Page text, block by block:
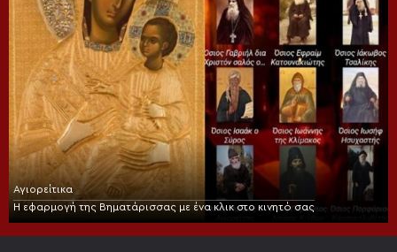
Αγιορείτικα
Η εφαρμογή της Βηματάρισσας με ένα κλικ στο κινητό σας